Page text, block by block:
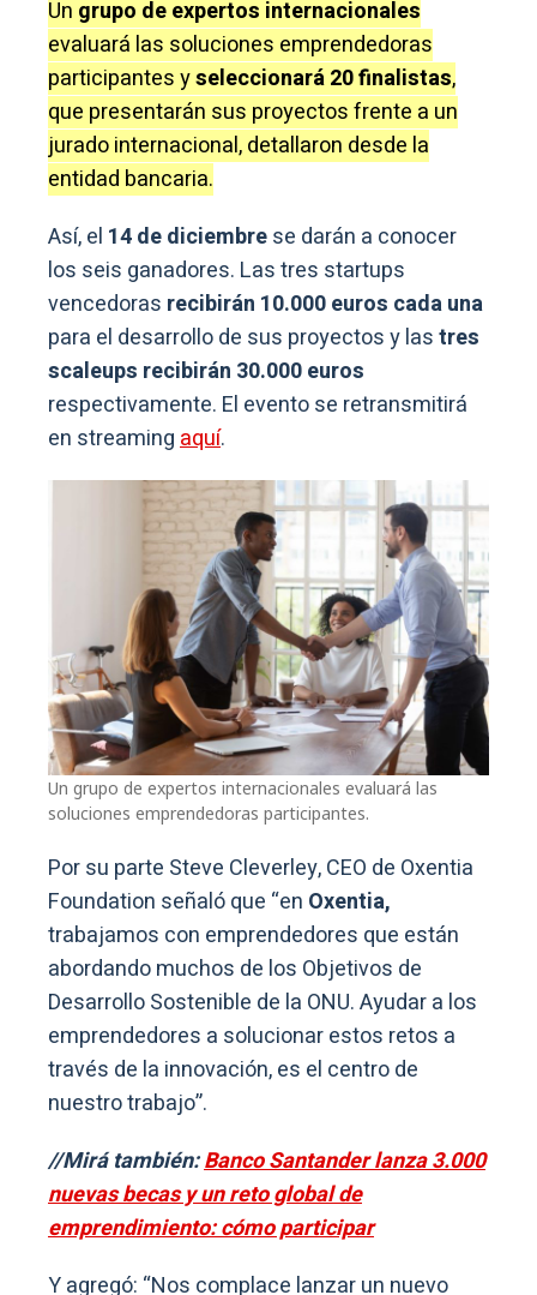
Un grupo de expertos internacionales
evaluará las soluciones emprendedoras
participantes yseleccionará 20 finalistas,
que presentarán sus proyectos frente a un
jurado internacional, detallaron desde la
entidad bancaria.
Así, el 14 de diciembrese darán a conocer
los seis ganadores. Las tres startups
vencedoras recibirán 10.000 euros cada una
para el desarrollo de sus proyectos y lastres
scaleups recibirán 30.000 euros
respectivamente. El evento se retransmitirá
en streamingaquí.
Un grupo de expertos internacionales evaluará las
soluciones emprendedoras participantes.
Por su parte Steve Cleverley, CEO de Oxentia
Foundation señaló que “en Oxentia,
trabajamos con emprendedores que están
abordando muchos de los Objetivos de
Desarrollo Sostenible de la ONU. Ayudar a los
emprendedores a solucionar estos retos a
través de la innovación, es el centro de
nuestro trabajo”.
//Mirá también:Banco Santander lanza 3.000
nuevas becas y un reto global de
emprendimiento: cómo participar
Y agregó: “Nos complace lanzar un nuevo